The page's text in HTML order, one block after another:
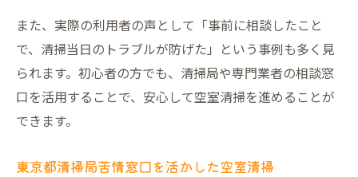
また、実際の利用者の声として「事前に相談したこと
で、清掃当日のトラブルが防げた」という事例も多く見
られます。初心者の方でも、清掃局や専門業者の相談窓
口を活用することで、安心して空室清掃を進めることが
できます。
東京都清掃局苦情窓口を活かした空室清掃